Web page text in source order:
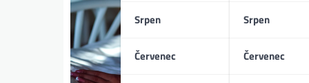
Srpen
Červenec
Srpen
Červenec